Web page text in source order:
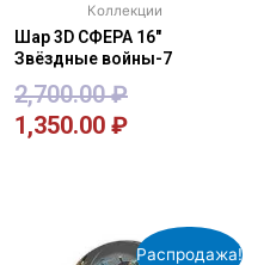
Коллекции
Шар 3D СФЕРА 16″
Звёздные войны-7
2,700.00₽
1,350.00 ₽
Распродажа!